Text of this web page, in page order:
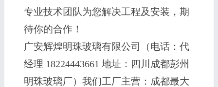
专业技术团队为您解决工程及安装，期
待你的合作！
广安辉煌明珠玻璃有限公司（电话：代
经理 18224443661 地址：四川成都彭州
明珠玻璃厂）我们工厂主营：成都最大